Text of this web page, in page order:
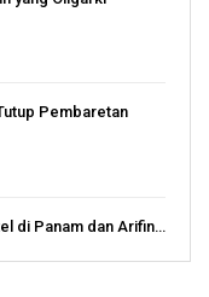
Pembaretan
di Panam dan Arifin…